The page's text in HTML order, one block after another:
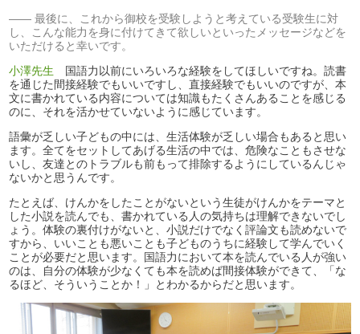
最後に、これから御校を受験しようと考えている受験生に対
し、こんな能力を身に付けてきて欲しいといったメッセージなどを
いただけると幸いです。
小澤先生 国語力以前にいろいろな経験をしてほしいですね。読書
を通じた間接経験でもいいですし、直接経験でもいいのですが、本
文に書かれている内容については知識もたくさんあることを感じる
のに、それを活かせていないように感じています。
語彙が乏しい子どもの中には、生活体験が乏しい場合もあると思い
ます。全てをセットしてあげる生活の中では、危険なこともさせな
いし、友達とのトラブルも前もって排除するようにしているんじゃ
ないかと思うんです。
たとえば、けんかをしたことがないという生徒がけんかをテーマと
した小説を読んでも、書かれている人の気持ちは理解できないでし
ょう。体験の裏付けがないと、小説だけでなく評論文も読めないで
すから、いいことも悪いことも子どものうちに経験して学んでいく
ことが必要だと思います。国語力において本を読んでいる人が強い
のは、自分の体験が少なくても本を読めば間接体験ができて、「な
るほど、そういうことか！」とわかるからだと思います。